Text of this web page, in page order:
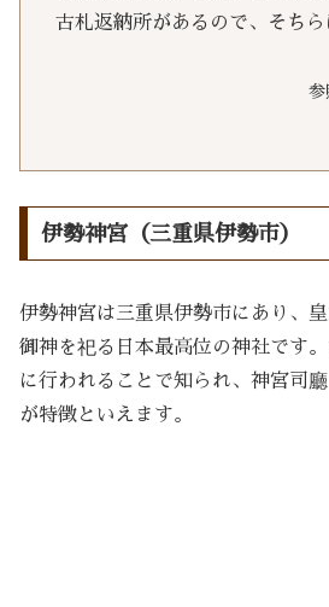
古札返納所があるので、そちら
参
伊勢神宮（三重県伊勢市）
伊勢神宮は三重県伊勢市にあり、
御神を祀る日本最高位の神社です
に行われることで知られ、神宮司
が特徴といえます。